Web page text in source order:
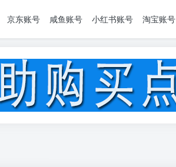
京东账号 咸鱼账号 小红书账号 淘宝账号